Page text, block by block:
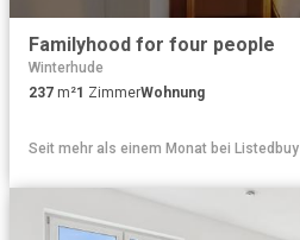
Familyhood for four people
Winterhude
237 m²1 ZimmerWohnung
Seit mehr als einem Monat bei Listedbuy